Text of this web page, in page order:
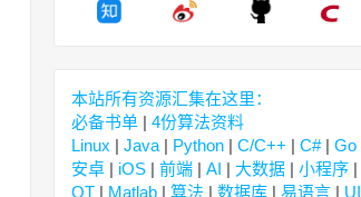
本站所有资源汇集在这里：
必备书单 | 4份算法资料
Linux | Java | Python | C/C++ | C#| Go
安卓 | iOS | 前端 | AI | 大数据 | 小程序 |
QT | Matlab | 算法 | 数据库 | 易语言 | UI